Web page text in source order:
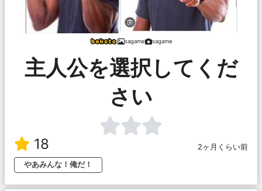
sagame sagame
主人公を選択してくだ
さい
18
2ヶ月くらい前
やあみんな！俺だ！